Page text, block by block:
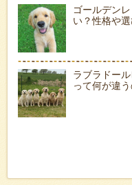
ゴールデン
い？性格や
ラブラドー
って何が違う